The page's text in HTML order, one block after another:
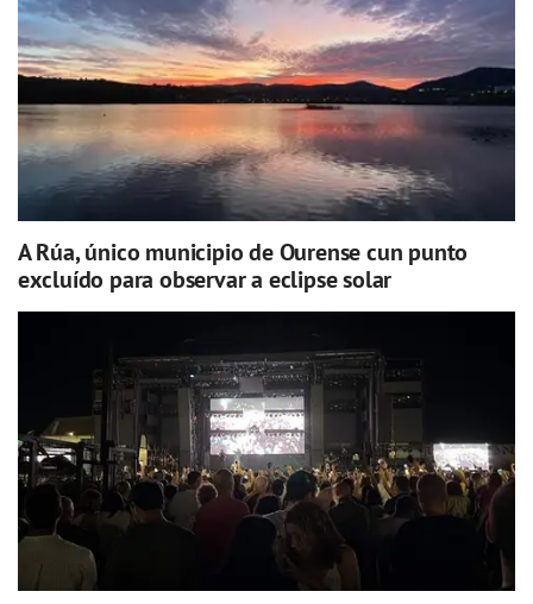
A Rúa, único municipio de Ourense cun punto
excluído para observar a eclipse solar